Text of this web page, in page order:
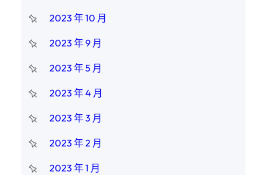
2023 年 10 月
2023 年 9 月
2023 年 5 月
2023 年 4 月
2023 年 3 月
2023 年 2 月
2023 年 1 月